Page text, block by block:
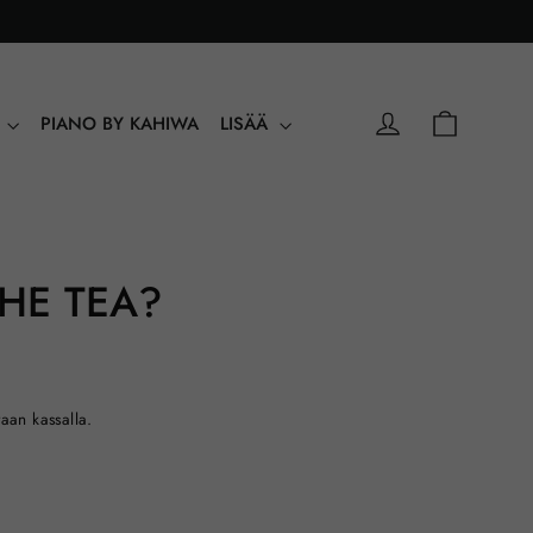
PIANO BY KAHIWA LISÄÄ Kirjaudu sisään
TEA?
kassalla.